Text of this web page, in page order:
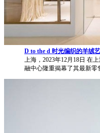
D to the d 时光编织的羊绒
上海，2023年12月18日 在
融中心隆重揭幕了其最新零